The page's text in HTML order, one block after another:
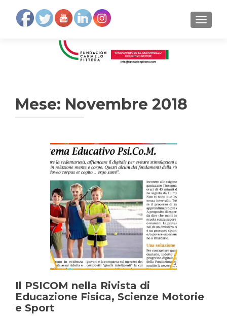
Mese: Novembre 2018
Il PSICOM nella Rivista di
Educazione Fisica, Scienze Motorie
e Sport